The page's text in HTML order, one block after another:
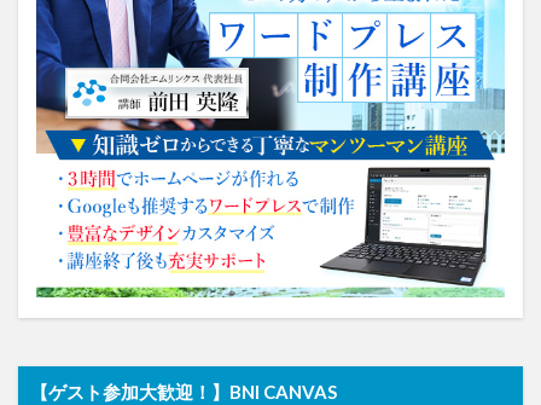
【ゲスト参加大歓迎！】BNI CANVAS